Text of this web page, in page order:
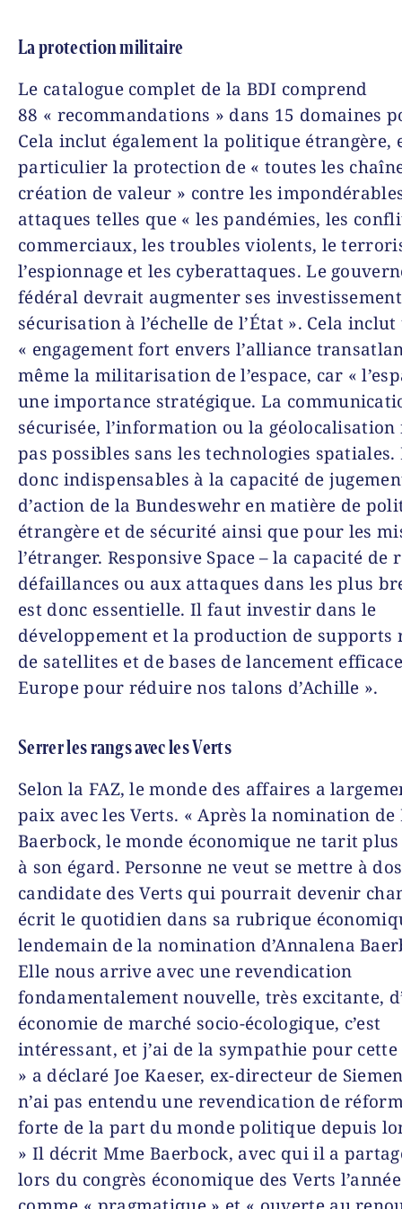
La protection militaire
Le catalogue complet de la BDI comprend
88 « recommandations » dans 15 domaines
Cela inclut également la politique étrangère,
particulier la protection de « toutes les
création de valeur » contre les
attaques telles que « les pandémies, les
commerciaux, les troubles violents, le
l’espionnage et les cyberattaques. Le
fédéral devrait augmenter ses
sécurisation à l’échelle de l’État ». Cela
« engagement fort envers l’alliance
même la militarisation de l’espace, car «
une importance stratégique. La
sécurisée, l’information ou la géolocalisation
pas possibles sans les technologies spatiales.
donc indispensables à la capacité de
d’action de la Bundeswehr en matière de
étrangère et de sécurité ainsi que pour les
l’étranger. Responsive Space – la capacité de
défaillances ou aux attaques dans les plus
est donc essentielle. Il faut investir dans le
développement et la production de supports
de satellites et de bases de lancement
Europe pour réduire nos talons d’Achille ».
Serrer les rangs avec les Verts
Selon la FAZ, le monde des affaires a
paix avec les Verts. « Après la nomination de
Baerbock, le monde économique ne tarit plus
à son égard. Personne ne veut se mettre à
candidate des Verts qui pourrait devenir
écrit le quotidien dans sa rubrique
lendemain de la nomination d’Annalena
Elle nous arrive avec une revendication
fondamentalement nouvelle, très excitante,
économie de marché socio-écologique, c’est
intéressant, et j’ai de la sympathie pour
» a déclaré Joe Kaeser, ex-directeur de
n’ai pas entendu une revendication de
forte de la part du monde politique depuis
» Il décrit Mme Baerbock, avec qui il a
lors du congrès économique des Verts